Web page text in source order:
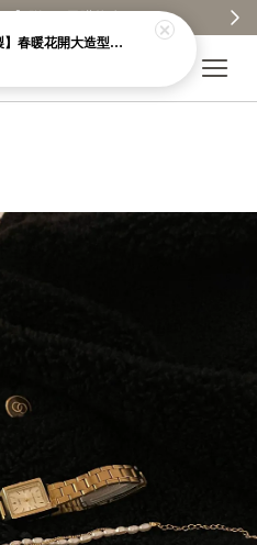
𝐧𝐞𝐰𝐚𝐧𝐚【日本訂製】春暖花開大造型開口戒指｜925純銀｜可調節｜現貨＋預購【n951】